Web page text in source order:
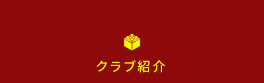
GROW FC 第3位🥉（32チーム中）
4年生がチャレンジリーグ全国大会U-10で3位となりました。
クラブ紹介